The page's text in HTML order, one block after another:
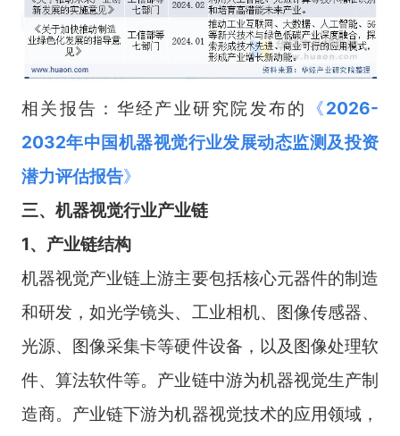
相关报告：华经产业研究院发布的 《2026-
2032年中国机器视觉行业发展动态监测及投资
潜力评估报告》
三、 机器视觉行业产业链
1、产业链结构
机器视觉产业链上游主要包括核心元器件的制造
和研发，如光学镜头、工业相机、图像传感器、
光源、图像采集卡等硬件设备，以及图像处理软
件、算法软件等。产业链中游为机器视觉生产制
造商。产业链下游为机器视觉技术的应用领域，